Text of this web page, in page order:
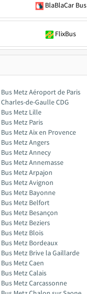
BlaBlaCar Bus
FlixBus
Bus Metz Aéroport de Paris
Charles-de-Gaulle CDG
Bus Metz Lille
Bus Metz Paris
Bus Metz Aix en Provence
Bus Metz Angers
Bus Metz Annecy
Bus Metz Annemasse
Bus Metz Arpajon
Bus Metz Avignon
Bus Metz Bayonne
Bus Metz Belfort
Bus Metz Besançon
Bus Metz Beziers
Bus Metz Blois
Bus Metz Bordeaux
Bus Metz Brive la Gaillarde
Bus Metz Caen
Bus Metz Calais
Bus Metz Carcassonne